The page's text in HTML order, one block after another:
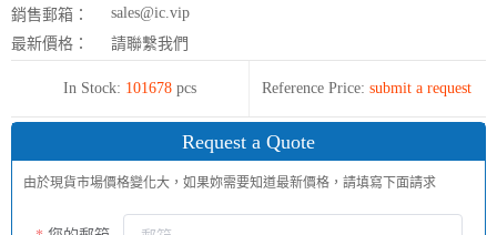
銷售郵箱：
sales@ic.vip
最新價格：
請聯繫我們
In Stock: 101678 pcs Reference Price: submit a request
Request a Quote
由於現貨市場價格變化大，如果妳需要知道最新價格，請填寫下面請求